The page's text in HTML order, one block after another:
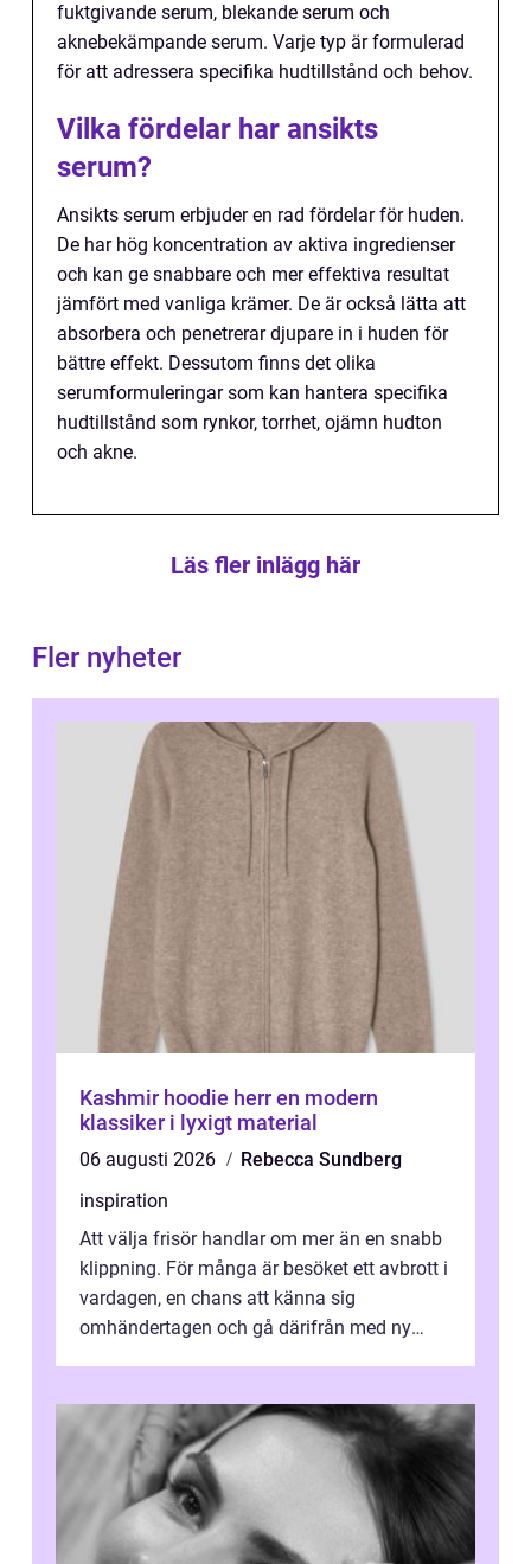
fuktgivande serum, blekande serum och
aknebekämpande serum. Varje typ är formulerad
för att adressera specifika hudtillstånd och behov.
Vilka fördelar har ansikts
serum?
Ansikts serum erbjuder en rad fördelar för huden.
De har hög koncentration av aktiva ingredienser
och kan ge snabbare och mer effektiva resultat
jämfört med vanliga krämer. De är också lätta att
absorbera och penetrerar djupare in i huden för
bättre effekt. Dessutom finns det olika
serumformuleringar som kan hantera specifika
hudtillstånd som rynkor, torrhet, ojämn hudton
och akne.
Läs fler inlägg här
Fler nyheter
Kashmir hoodie herr en modern
klassiker i lyxigt material
06 augusti 2026
Rebecca Sundberg
inspiration
Att välja frisör handlar om mer än en snabb
klippning. För många är besöket ett avbrott i
vardagen, en chans att känna sig
omhändertagen och gå därifrån med ny